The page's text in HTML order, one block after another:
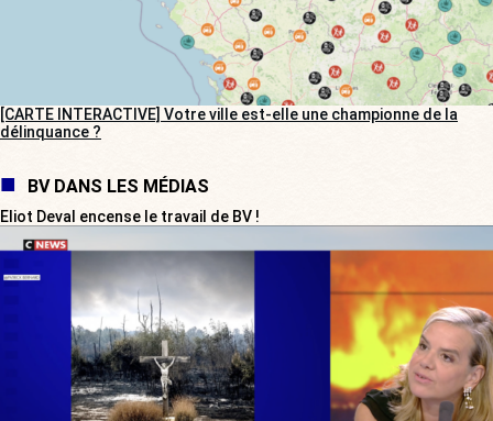
[CARTE INTERACTIVE] Votre ville est-elle une championne de la
délinquance ?
BV DANS LES MÉDIAS
Eliot Deval encense le travail de BV !